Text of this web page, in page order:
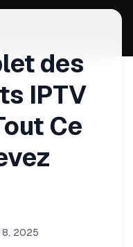
des
IPTV
Ce
8, 2025